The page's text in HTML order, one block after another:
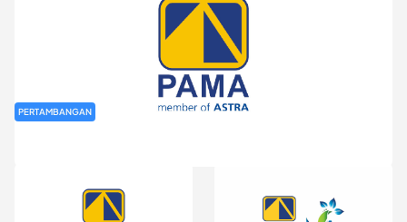
PERTAMBANGAN